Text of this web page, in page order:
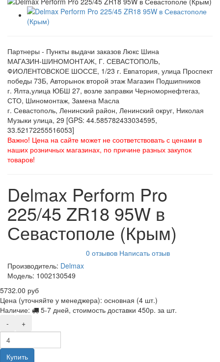
Партнеры - Пункты выдачи заказов Люкс Шина
МАГАЗИН-ШИНОМОНТАЖ, Г. СЕВАСТОПОЛЬ,
ФИОЛЕНТОВСКОЕ ШОССЕ, 1/23 г. Евпатория, улица Проспект
победы 73Б, Авторынок второй этаж Магазин Подшипников
г. Ялта,улица ЮБШ 27, возле заправки Черноморнефтегаз,
СТО, Шиномонтаж, Замена Масла
г. Севастополь, Ленинский район, Ленинский округ, Николая
Музыки улица, 29 [GPS: 44.585782433034595,
33.52172255516053]
Важно! Цена на сайте может не соответствовать с ценами в
наших розничных магазинах, по причине разных закупок
товаров!
Delmax Perform Pro
225/45 ZR18 95W в
Севастополе (Крым)
0 отзывов Написать отзыв
Производитель: Delmax
Модель: 1002130549
5732.00 руб
Цена (уточняйте у менеджера): основная (4 шт.)
Наличие:
5-7 дней, стоимость доставки 450р. за шт.
-
+
Купить